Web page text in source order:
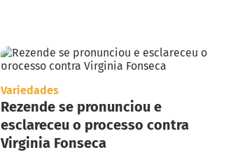
Variedades
Rezende se pronunciou e
esclareceu o processo contra
Virginia Fonseca